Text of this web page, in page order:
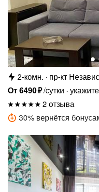
2-комн.
пр-кт
От6490₽/сутки
2 отзыва
30% вернётся